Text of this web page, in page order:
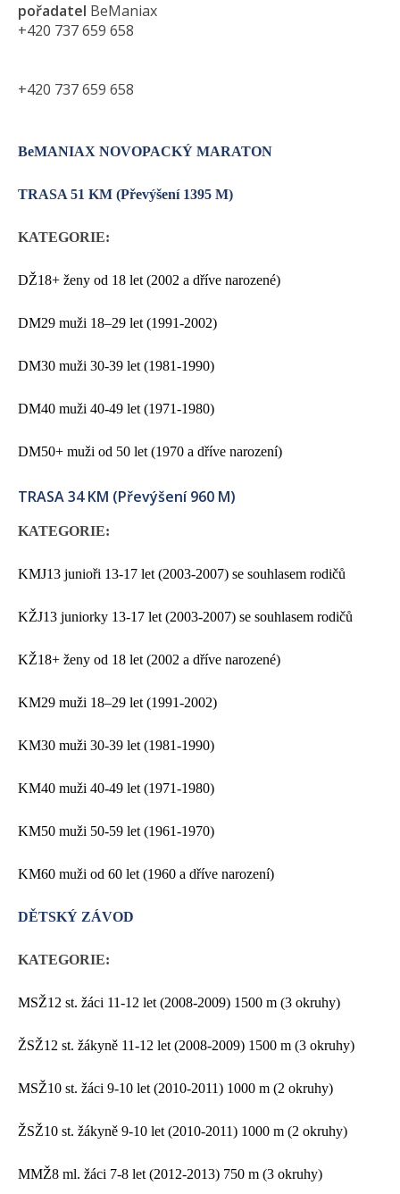
pořadatel BeManiax
+420 737 659 658
+420 737 659 658
BeMANIAX NOVOPACKÝ MARATON
TRASA 51 KM (Převýšení 1395 M)
KATEGORIE:
DŽ18+ ženy od 18 let (2002 a dříve narozené)
DM29 muži 18–29 let (1991-2002)
DM30 muži 30-39 let (1981-1990)
DM40 muži 40-49 let (1971-1980)
DM50+ muži od 50 let (1970 a dříve narození)
TRASA 34 KM (Převýšení 960 M)
KATEGORIE:
KMJ13 junioři 13-17 let (2003-2007) se souhlasem rodičů
KŽJ13 juniorky 13-17 let (2003-2007) se souhlasem rodičů
KŽ18+ ženy od 18 let (2002 a dříve narozené)
KM29 muži 18–29 let (1991-2002)
KM30 muži 30-39 let (1981-1990)
KM40 muži 40-49 let (1971-1980)
KM50 muži 50-59 let (1961-1970)
KM60 muži od 60 let (1960 a dříve narození)
DĚTSKÝ ZÁVOD
KATEGORIE:
MSŽ12 st. žáci 11-12 let (2008-2009) 1500 m (3 okruhy)
ŽSŽ12 st. žákyně 11-12 let (2008-2009) 1500 m (3 okruhy)
MSŽ10 st. žáci 9-10 let (2010-2011) 1000 m (2 okruhy)
ŽSŽ10 st. žákyně 9-10 let (2010-2011) 1000 m (2 okruhy)
MMŽ8 ml. žáci 7-8 let (2012-2013) 750 m (3 okruhy)